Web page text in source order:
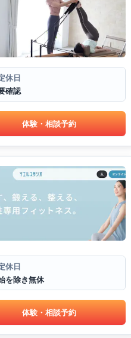
休日
確認
体験・相談予約
休日
を除き無休
体験・相談予約